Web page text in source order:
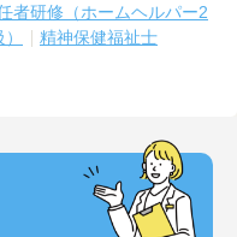
者研修（ホームヘルパー2
精神保健福祉士